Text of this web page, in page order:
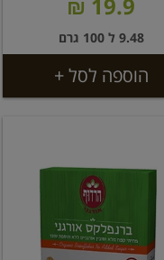
9.48 ל 100 גרם
הוספה לסל +